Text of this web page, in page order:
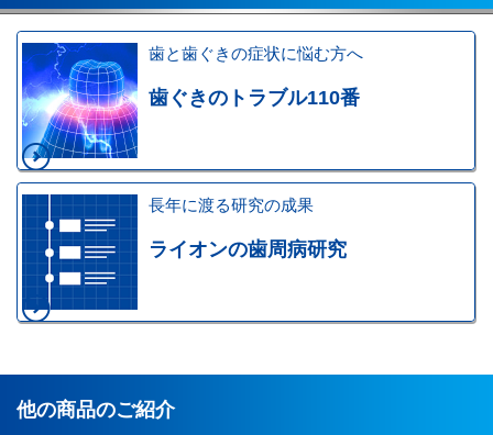
歯と歯ぐきの症状に悩む方へ
歯ぐきのトラブル110番
長年に渡る研究の成果
ライオンの歯周病研究
他の商品のご紹介